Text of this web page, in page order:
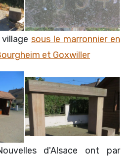
sous le marronnier en
et Goxwiller
d'Alsace ont par